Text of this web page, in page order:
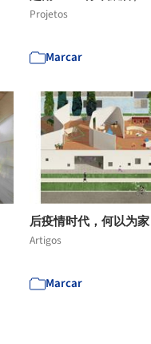
Projetos
Marcar
后疫情时代，何以为家
Artigos
Marcar